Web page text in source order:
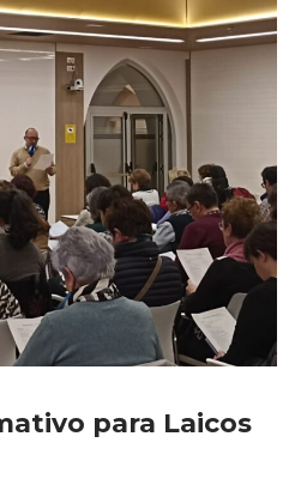
para Laicos